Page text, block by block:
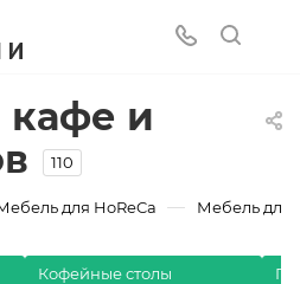
кафе и
110
для HoReCa — Мебель для
Кофейные столы